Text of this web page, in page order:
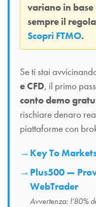
variano in
sempre il
Scopri FTMO.
Se ti stai
e CFD, il primo
conto demo
rischiare denaro
piattaforme con
Key To
Plus500 —
WebTrader
Avvertenza: l’80%